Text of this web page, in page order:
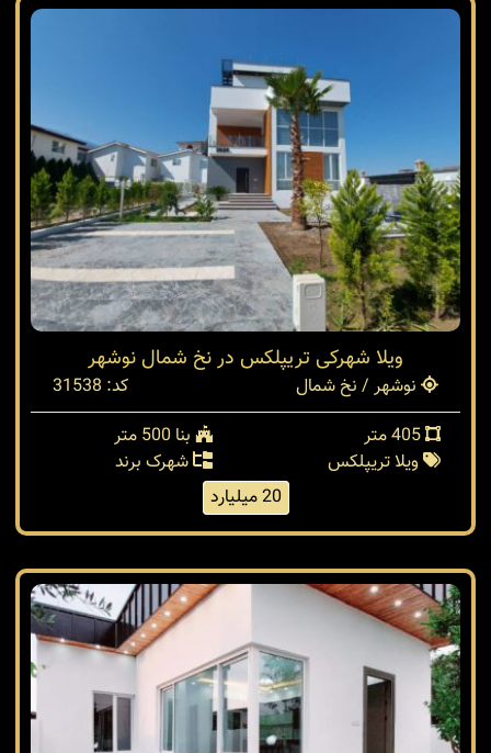
ویلا شهرکی تریپلکس در نخ شمال نوشهر
نوشهر / نخ شمال
کد: 31538
بنا 500 متر
ویلا تریپلکس
شهرک برند
20 میلیارد